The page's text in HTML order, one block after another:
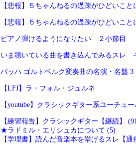
【悲報】５ちゃんねるの過疎がひどいこと
【悲報】５ちゃんねるの過疎がひどいこと
ピアノ弾けるようになりたい ２小節目
いま聴いている曲を書き込んでみるスレ
バッハ ゴルトベルク変奏曲の名演・名盤 3
【LFJ】ラ・フォル・ジュルネ
【youtube】クラシックギター系ユーチュー
【練習報告】クラシックギター【継続】
★ラドミル・エリシュカについて (5)
【学理書】読んだ音楽本を挙げるスレ【通